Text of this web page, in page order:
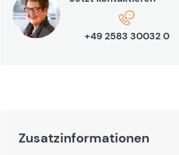
+49 2583 30032 0
Zusatzinformationen